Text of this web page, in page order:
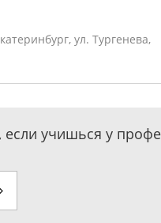
ул. Тургенева,
учишься у